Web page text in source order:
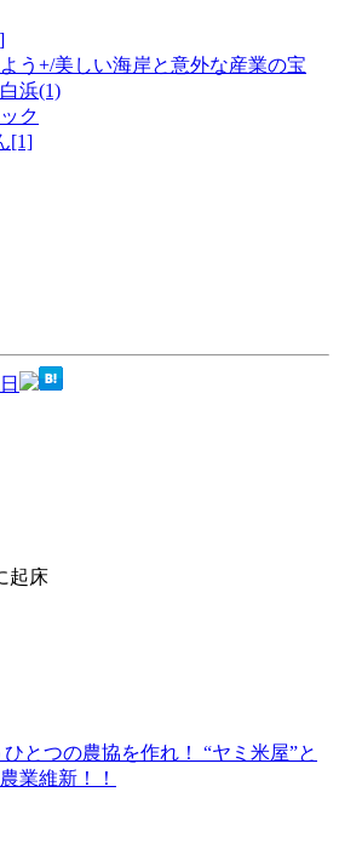
う+/美しい海岸と意外な産業の宝
浜(1)
ク
[1]
起床
とつの農協を作れ！ “ヤミ米屋”と
業維新！！